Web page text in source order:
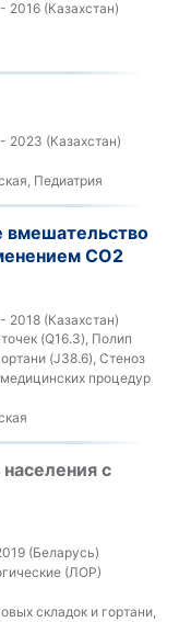
2016 (Казахстан)
2023 (Казахстан)
Педиатрия
вмешательство
СО2
2018 (Казахстан)
(Q16.3), Полип
(J38.6), Стеноз
процедур
с
(Беларусь)
(ЛОР)
складок и гортани,